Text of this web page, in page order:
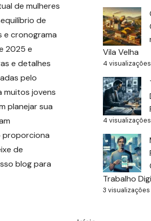
de mulheres
de
e cronograma
2025 e
e detalhes
pelo
muitos jovens
planejar sua
proporciona
de
blog para
Vila Velha
4 visualizações
4 visualizações
Trabalho
3 visualizações